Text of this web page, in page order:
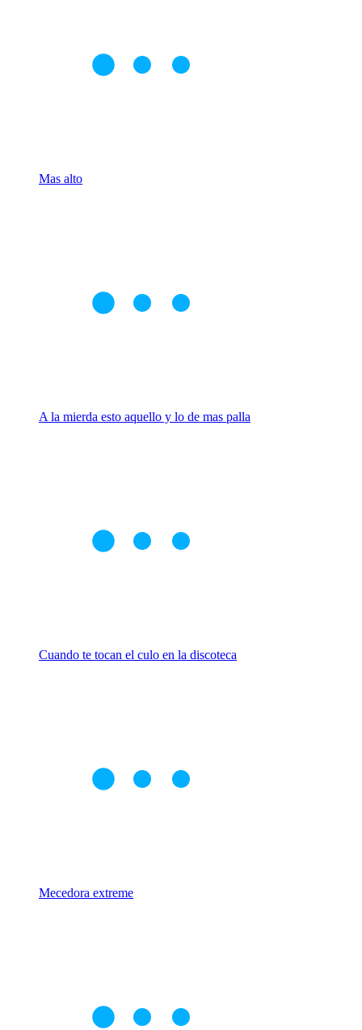
Mas alto
A la mierda esto aquello y lo de mas palla
Cuando te tocan el culo en la discoteca
Mecedora extreme